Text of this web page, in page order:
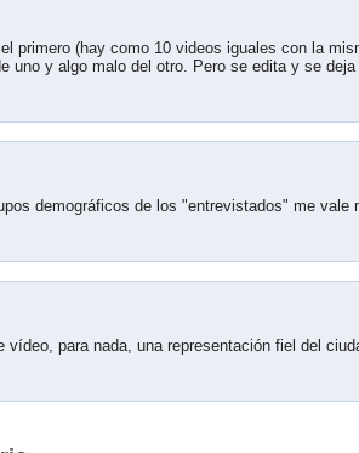
primero (hay como 10 videos iguales con la
uno y algo malo del otro. Pero se edita y se deja
demográficos de los "entrevistados" me vale
vídeo, para nada, una representación fiel del